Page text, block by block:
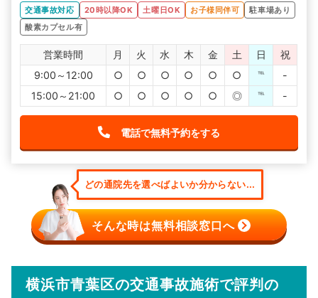
交通事故対応 20時以降OK 土曜日OK お子様同伴可
駐車場あり
酸素カプセル有
営業時間 月 火 水 木 金 土 日
祝
9:00～12:00
○ ○ ○ ○ ○ ○ ℡
-
15:00～21:00
○ ○ ○ ○ ○ ◎ ℡ -
電話で無料予約をする
どの通院先を選べばよいか分からない...
そんな時は無料相談窓口へ
横浜市青葉区の交通事故施術で評判の